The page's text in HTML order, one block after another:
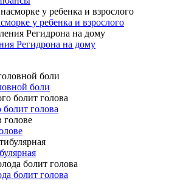
у ребенка и взрослого
Регидрона на дому
боли
болит голова
болит голова